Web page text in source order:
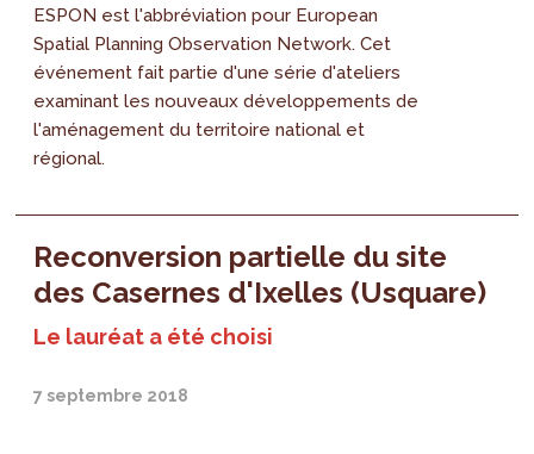
ESPON est l'abbréviation pour European
Spatial Planning Observation Network. Cet
événement fait partie d'une série d'ateliers
examinant les nouveaux développements de
l'aménagement du territoire national et
régional.
Reconversion partielle du site
des Casernes d'Ixelles (Usquare)
Le lauréat a été choisi
7 septembre 2018